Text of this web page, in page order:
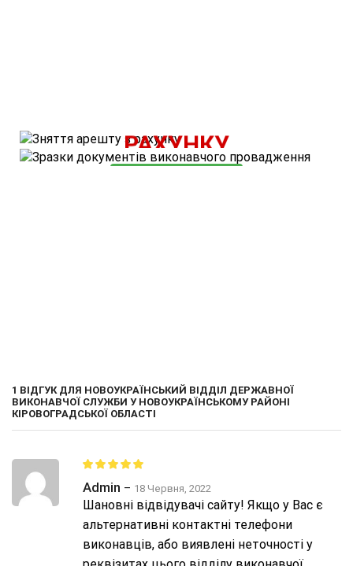
РАХУНКУ
КОРИСНІ МАТЕРІАЛИ
1 ВІДГУК ДЛЯ НОВОУКРАЇНСЬКИЙ ВІДДІЛ ДЕРЖАВНОЇ
ВИКОНАВЧОЇ СЛУЖБИ У НОВОУКРАЇНСЬКОМУ РАЙОНІ
КІРОВОГРАДСЬКОЇ ОБЛАСТІ
Admin – 18 Червня, 2022
Шановні відвідувачі сайту! Якщо у Вас є
альтернативні контактні телефони
виконавців, або виявлені неточності у